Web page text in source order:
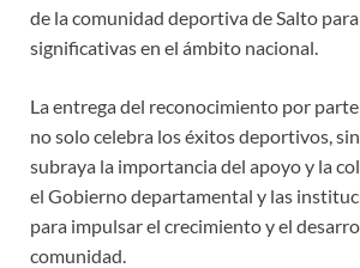
de la comunidad deportiva de Salto
significativas en el ámbito nacional.
La entrega del reconocimiento por
no solo celebra los éxitos deportivos,
subraya la importancia del apoyo y la
el Gobierno departamental y las
para impulsar el crecimiento y el
comunidad.